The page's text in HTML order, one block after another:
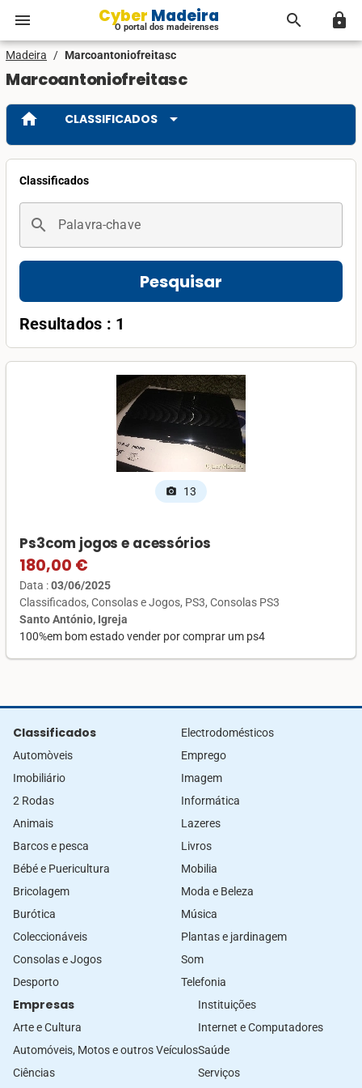
menu Cyber Madeira
O portal dos madeirenses search lock
Madeira / Marcoantoniofreitasc
Marcoantoniofreitasc
home CLASSIFICADOS arrow_drop_down
Classificados
search Palavra-chave
Pesquisar
Resultados : 1
photo_camera 13
Ps3com jogos e acessórios
180,00 €
Data :03/06/2025
Classificados Consolas e Jogos PS3 Consolas PS3
Santo António, Igreja
100%em bom estado vender por comprar um ps4
Classificados
Automòveis
Imobiliário
2 Rodas
Animais
Barcos e pesca
Bébé e Puericultura
Bricolagem
Burótica
Coleccionáveis
Consolas e Jogos
Desporto
Electrodomésticos
Emprego
Imagem
Informática
Lazeres
Livros
Mobilia
Moda e Beleza
Música
Plantas e jardinagem
Som
Telefonia
Empresas
Arte e Cultura
Automóveis, Motos e outros Veículos
Ciências
Instituições
Internet e Computadores
Saúde
Serviços